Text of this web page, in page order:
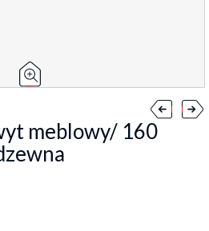
meblowy/ 160